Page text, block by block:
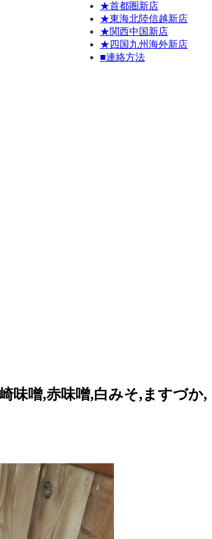
★首都圏新店
★東海北陸信越新店
★関西中国新店
★四国九州海外新店
■連絡方法
味噌,赤味噌,白みそ,ますづか,